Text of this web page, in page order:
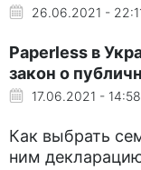
26.06.2021 -
Рaperless в
закон о
17.06.2021 - 14:58
Как выбрать
ним